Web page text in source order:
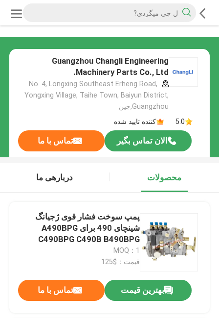
Guangzhou Changli Engineering
Machinery Parts Co., Ltd.
No. 4, Longxing Southeast Erheng Road,
Yongxing Village, Taihe Town, Baiyun District,
Guangzhou,چین
5.0
کننده تایید شده
الان تماس بگیر تماس با ما
محصولات دربارهی ما
پمپ سوخت فشار قوی ژجیانگ
شینچای 490 برای A490BPG
C490BPG C490B B490BPG
4Q167Z-1 BH4Q80R8
MOQ：1
قیمت：$125
بهترین قیمت تماس با ما